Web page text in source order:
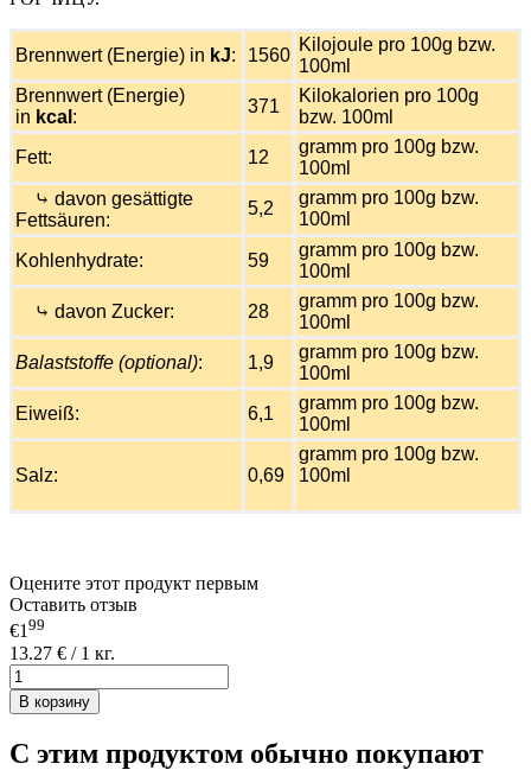
Brennwert (Energie) in kJ: 1560
Kilojoule pro 100g bzw.
100ml
Brennwert (Energie)
in kcal :
371
Kilokalorien pro 100g
bzw. 100ml
Fett:
12
gramm pro 100g bzw.
100ml
⤷ davon gesättigte
Fettsäuren:
5,2
gramm pro 100g bzw.
100ml
Kohlenhydrate: 59
gramm pro 100g bzw.
100ml
⤷ davon Zucker:
28
gramm pro 100g bzw.
100ml
Balaststoffe (optional): 1,9
gramm pro 100g bzw.
100ml
Eiweiß:
6,1
gramm pro 100g bzw.
100ml
Salz: 0,69
gramm pro 100g bzw.
100ml
Оцените этот продукт первым
Оставить отзыв
€199
13.27 € / 1 кг.
В корзину
С этим продуктом обычно покупают